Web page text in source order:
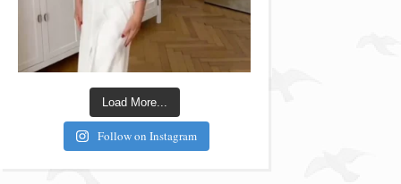
Load More...
Follow on Instagram